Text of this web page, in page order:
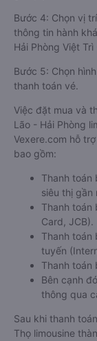
Bước 4: Chọn vị
thông tin hành
Hải Phòng Việt
Bước 5: Chọn
thanh toán vé.
Việc đặt mua và
Lão - Hải Phòng
Vexere.com hỗ
bao gồm:
Thanh toán
siêu thị gần
Thanh toán
Card, JCB).
Thanh toán
tuyến
Thanh toán
Bên cạnh
thông qua
Sau khi thanh
Thọ limousine